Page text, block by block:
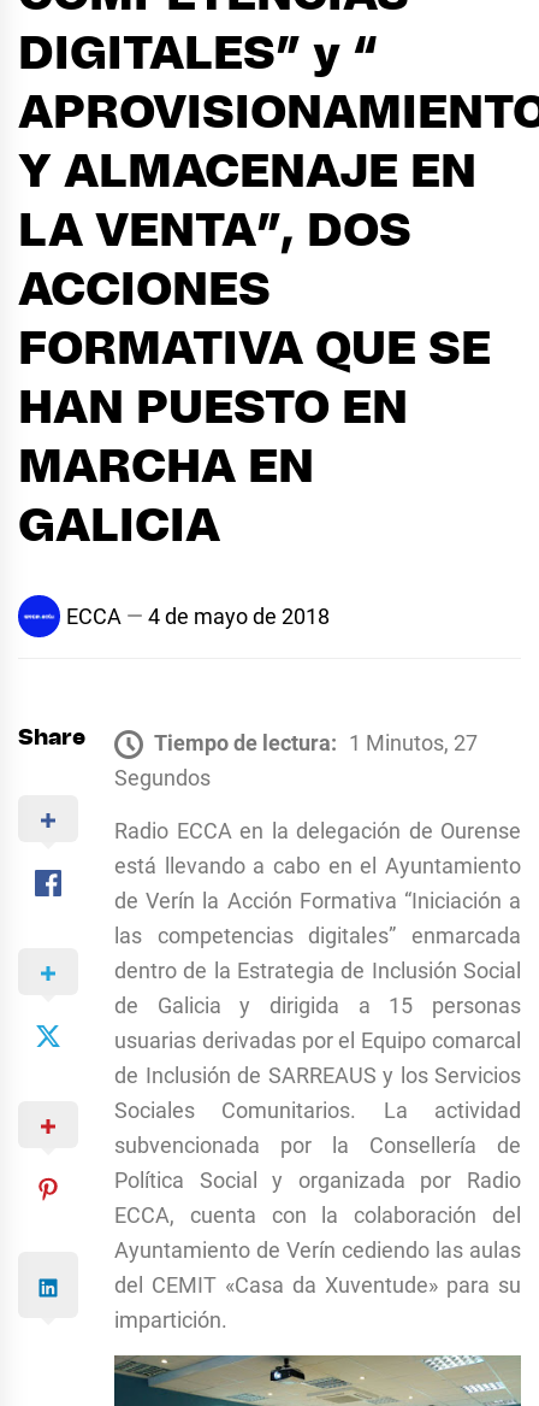
DIGITALES” y “
Y ALMACENAJE EN
LA VENTA”, DOS
ACCIONES
FORMATIVA QUE SE
HAN PUESTO EN
MARCHA EN
GALICIA
ECCA 4 de mayo de 2018
Share Tiempo de lectura: 1 Minutos, 27
Segundos
Radio ECCA en la delegación de Ourense
está llevando a cabo en el Ayuntamiento
de Verín la Acción Formativa “Iniciación a
las competencias digitales” enmarcada
dentro de la Estrategia de Inclusión Social
de Galicia y dirigida a 15 personas
usuarias derivadas por el Equipo comarcal
de Inclusión de SARREAUS y los Servicios
Sociales Comunitarios. La actividad
subvencionada por la Consellería de
Política Social y organizada por Radio
ECCA, cuenta con la colaboración del
Ayuntamiento de Verín cediendo las aulas
del CEMIT «Casa da Xuventude» para su
impartición.